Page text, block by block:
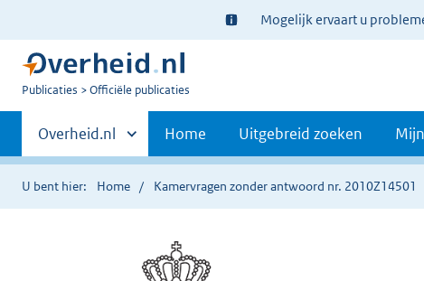
Ter
informatie:
Mogelijk ervaart u
U
Publicaties Officiële publicaties
Primaire
navigatie
Andere
sites
binnen
Overheid.nl Home Uitgebreid zoeken
U bent hier: Home Kamervragen zonder antwoord nr. 2010Z14501